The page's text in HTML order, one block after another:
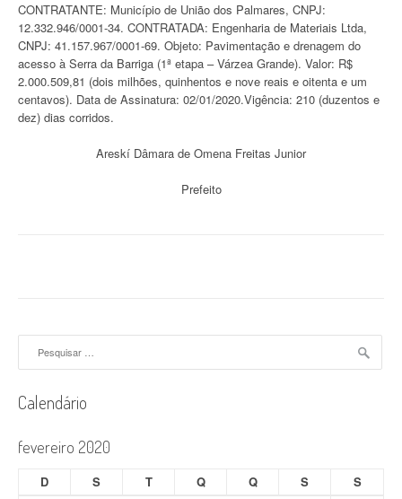
CONTRATANTE: Município de União dos Palmares, CNPJ:
12.332.946/0001-34. CONTRATADA: Engenharia de Materiais Ltda,
CNPJ: 41.157.967/0001-69. Objeto: Pavimentação e drenagem do
acesso à Serra da Barriga (1ª etapa – Várzea Grande). Valor: R$
2.000.509,81 (dois milhões, quinhentos e nove reais e oitenta e um
centavos). Data de Assinatura: 02/01/2020.Vigência: 210 (duzentos e
dez) dias corridos.
Areskí Dâmara de Omena Freitas Junior
Prefeito
Calendário
fevereiro 2020
D S T Q Q S
S